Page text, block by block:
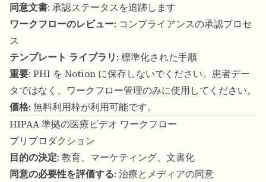
同意文書: 承認ステータスを追跡します
ワークフローのレビュー: コンプライアンスの承認プロセ
ス
テンプレート ライブラリ: 標準化された手順
重要: PHI を Notion に保存しないでください。患者デー
タではなく、ワークフロー管理のみに使用してください。
価格: 無料利用枠が利用可能です。
HIPAA 準拠の医療ビデオ ワークフロー
プリプロダクション
目的の決定: 教育、マーケティング、文書化
同意の必要性を評価する: 治療とメディアの同意